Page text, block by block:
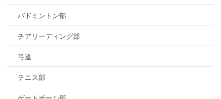
バドミントン部
チアリーディング部
弓道
テニス部